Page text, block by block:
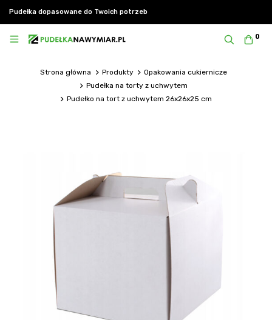
Pudełka dopasowane do Twoich potrzeb
0
Strona główna Produkty
Opakowania cukiernicze
Pudełka na torty z uchwytem
Pudełko na tort z uchwytem 26x26x25 cm